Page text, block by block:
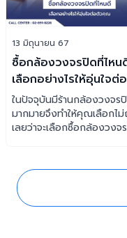
13 มิถุนายน 67
ซื้อกล้องวงจรปิดที่ไหน
เลือกอย่างไรให้อุ่นใจต่
คุณ
ในปัจจุบันมีร้านกล้องวงจร
มากมายจึงทำให้คุณเลือกไ
เลยว่าจะเลือกซื้อกล้องวงจ